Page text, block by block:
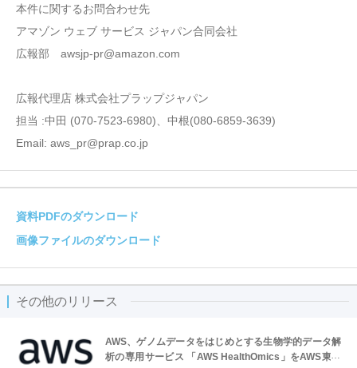
本件に関するお問合わせ先
アマゾン ウェブ サービス ジャパン合同会社
広報部 awsjp-pr@amazon.com
広報代理店 株式会社プラップジャパン
担当 :中田 (070-7523-6980)、中根(080-6859-3639)
Email: aws_pr@prap.co.jp
資料PDFのダウンロード
画像ファイルのダウンロード
その他のリリース
AWS、ゲノムデータをはじめとする生物学的データ解
析の専用サービス 「AWS HealthOmics」をAWS東京